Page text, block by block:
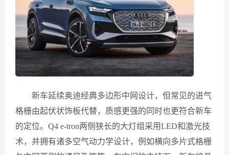
新车延续奥迪经典多边形中网设计，但常见的进气
格栅由起伏状饰板代替，质感更强的同时也更符合新车
的定位。Q4 e-tron两侧狭长的大灯组采用LED和激光技
术，并拥有诸多空气动力学设计，例如横向多片式格栅